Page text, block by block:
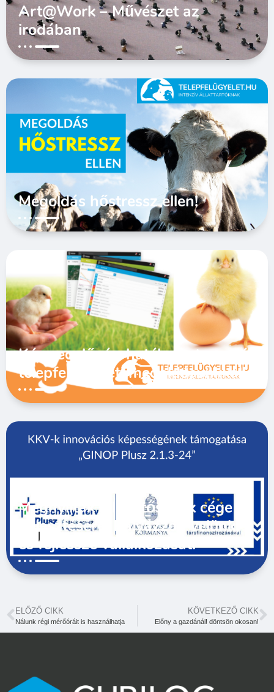
Art@Work – Művészet az
irodában
Megoldás hőstressz ellen!
Kármegelőzés, hatékony termelés
telepfelügyeleti megoldásunkkal!
Megnyíltak a lehetőségek cége
fejlesztésére! Pályázzon velünk,
és fejlessze vállalkozását!
ELŐZŐ CIKK
Nálunk régi mérőóráit is használhatja
KÖVETKEZŐ CIKK
Előny a gazdánál! döntsön okosan!